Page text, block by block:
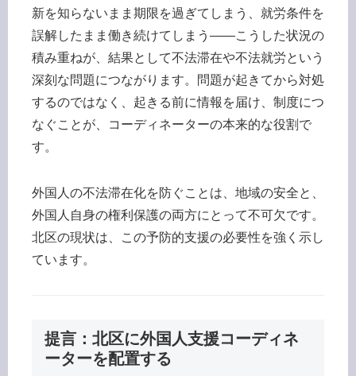
新を知らないまま期限を過ぎてしまう、就労条件を
誤解したまま働き続けてしまう——こうした状況の
積み重ねが、結果として不法滞在や不法就労という
深刻な問題につながります。問題が起きてから対処
するのではなく、起きる前に情報を届け、制度につ
なぐことが、コーディネーターの本来的な役割で
す。
外国人の不法滞在化を防ぐことは、地域の安全と、
外国人自身の権利保護の両方にとって不可欠です。
北区の現状は、この予防的支援の必要性を強く示し
ています。
提言：北区に外国人支援コーディネ
ーターを配置する